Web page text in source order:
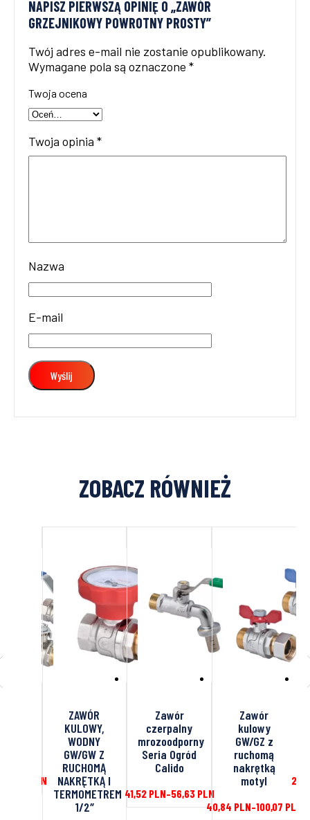
NAPISZ PIERWSZĄ OPINIĘ O „ZAWÓR
GRZEJNIKOWY POWROTNY PROSTY”
Twój adres e-mail nie zostanie opublikowany.
Wymagane pola są oznaczone *
Twoja ocena
Twoja opinia *
Nazwa
E-mail
ZOBACZ RÓWNIEŻ
PLN
ZAWÓR
KULOWY,
WODNY
GW/GW Z
RUCHOMĄ
NAKRĘTKĄ I
TERMOMETREM
1/2″
Zawór
czerpalny
mrozoodporny
Seria Ogród
Calido
41,52 PLN–56,63 PLN
Zawór
kulowy
GW/GZ z
ruchomą
nakrętką
motyl
40,84 PLN–100,07 PLN